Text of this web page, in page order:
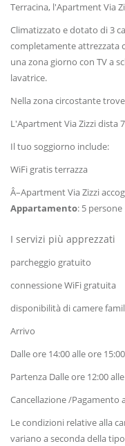
Terracina, l'Apartment Via
Climatizzato e dotato di 3
completamente attrezzata
una zona giorno con TV a
lavatrice.
Nella zona circostante
L'Apartment Via Zizzi dista
Il tuo soggiorno include:
WiFi gratis terrazza
Â–Apartment Via Zizzi
Appartamento: 5 persone
I servizi più apprezzati
parcheggio gratuito
connessione WiFi gratuita
disponibilità di camere
Arrivo
Dalle ore 14:00 alle ore 15:00
Partenza Dalle ore 12:00
Cancellazione /Pagamento
Le condizioni relative alla
variano a seconda della